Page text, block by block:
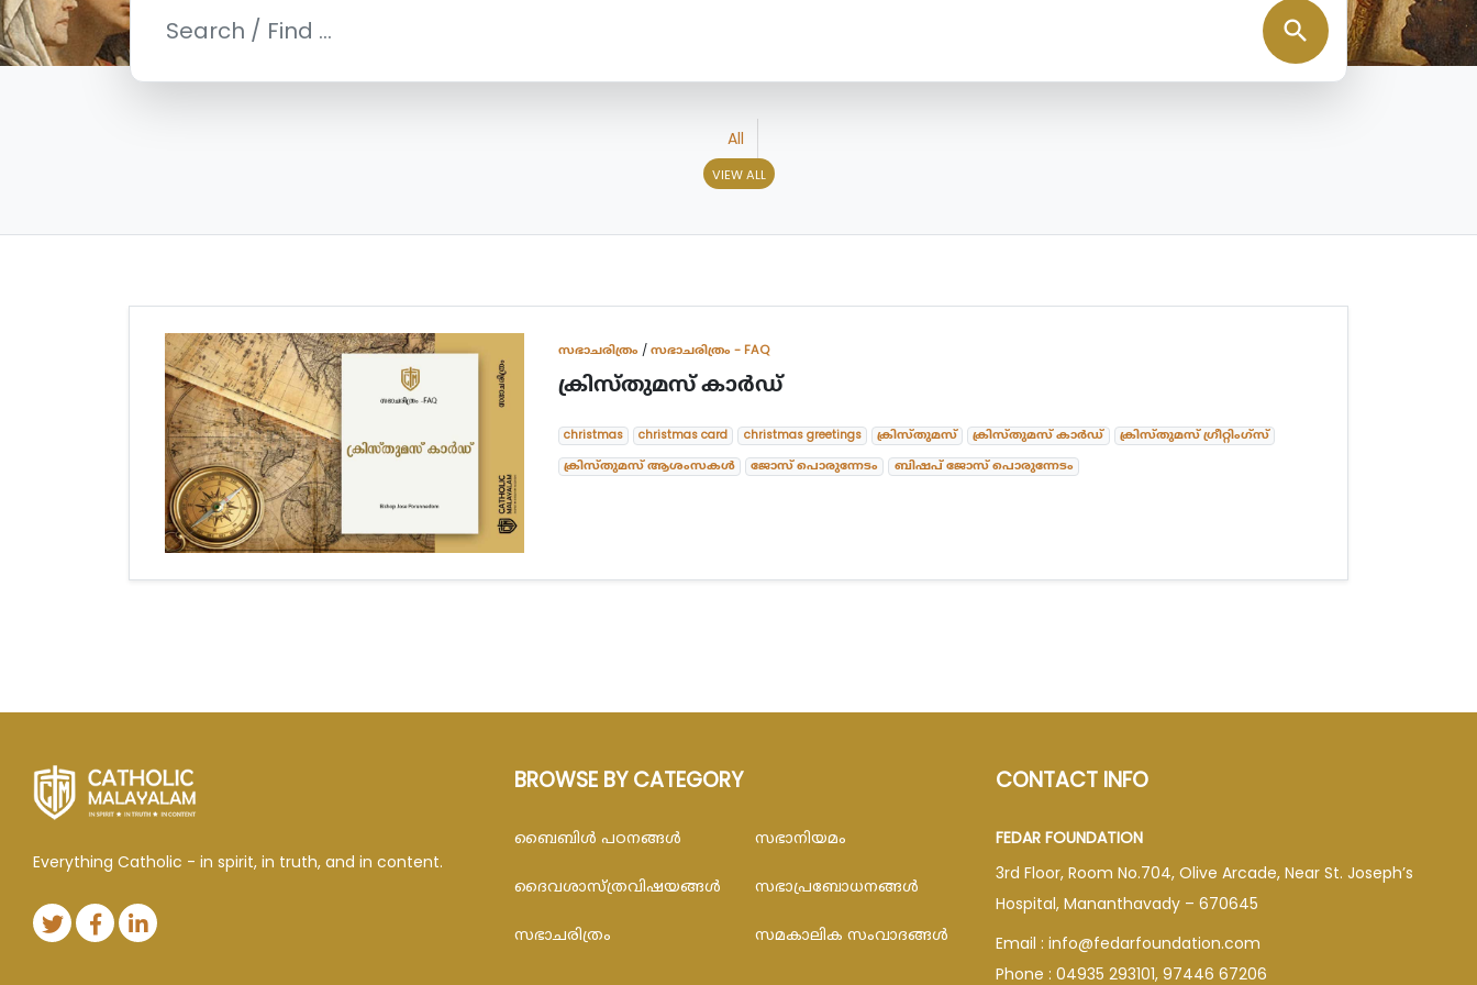
search
All
VIEW ALL
സഭാചരിത്രം /സഭാചരിത്രം - FAQ
ക്രിസ്തുമസ് കാർഡ്
christmas christmas card christmas greetings ക്രിസ്തുമസ് ക്രിസ്തുമസ് കാർഡ്
ക്രിസ്തുമസ് ഗ്രീറ്റിംഗ്സ്
ക്രിസ്തുമസ് ആശംസകൾ
ജോസ് പൊരുന്നേടം ബിഷപ് ജോസ് പൊരുന്നേടം
Everything Catholic - in spirit, in truth, and in content.
BROWSE BY CATEGORY
ബൈബിള്‍ പഠനങ്ങള്‍
ദൈവശാസ്ത്രവിഷയങ്ങള്‍
സഭാചരിത്രം
സഭാനിയമം
സഭാപ്രബോധനങ്ങള്‍
സമകാലിക സംവാദങ്ങൾ
CONTACT INFO
FEDAR FOUNDATION
3rd Floor, Room No.704, Olive Arcade, Near St. Joseph’s
Hospital, Mananthavady – 670645
Email : info@fedarfoundation.com
Phone : 04935 293101, 97446 67206